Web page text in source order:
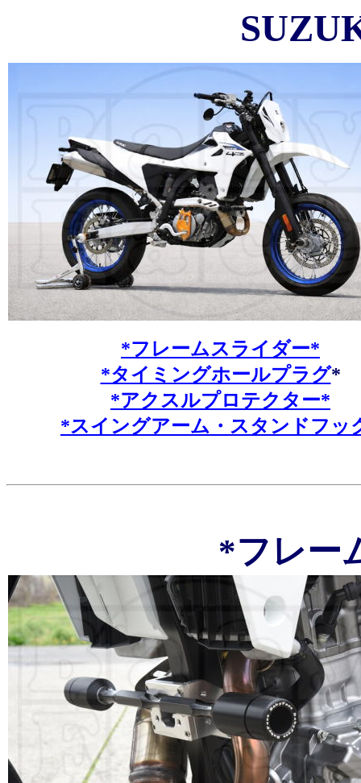
*フレームスライダー*
*タイミングホールプラグ*
*アクスルプロテクター*
*スイングアーム・スタンドフッ
*フレー